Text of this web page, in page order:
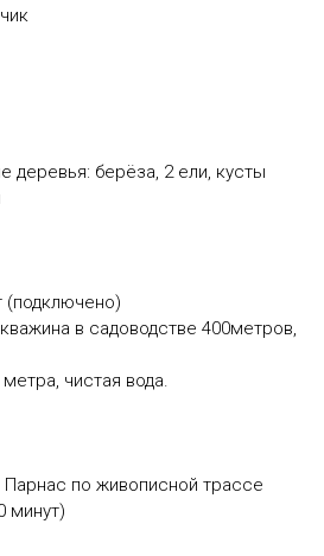
деревья: берёза, 2 ели, кусты
(подключено)
в садоводстве 400метров,
чистая вода.
по живописной трассе
минут)